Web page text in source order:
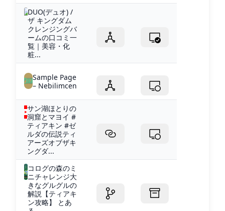
DUO(デュオ) /
ザ キングダム
クレンジングバ
ームの口コミ一
覧｜美容・化
粧...
Sample Page
– Nebilimcen
サン湖ほとりの
洞窟とマヨイ #
ティアキン #ゼ
ルダの伝説ティ
アーズオブザキ
ングダ...
コログの森のミ
ニチャレンジ大
きなグルグルの
解説【ティアキ
ン攻略】 とあ